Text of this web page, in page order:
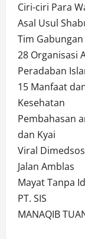
Ciri-ciri Para
Asal Usul
Tim
28 Organisasi
Peradaban
15 Manfaat
Kesehatan
Pembahasan
dan Kyai
Viral
Jalan Amblas
Mayat Tanpa
PT. SIS
MANAQIB